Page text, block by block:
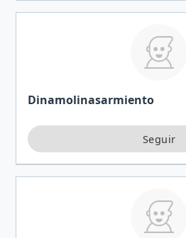
Dinamolinasarmiento